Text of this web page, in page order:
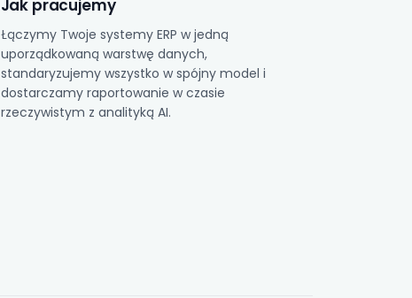
Jak pracujemy
Łączymy Twoje systemy ERP w jedną
uporządkowaną warstwę danych,
standaryzujemy wszystko w spójny model i
dostarczamy raportowanie w czasie
rzeczywistym z analityką AI.